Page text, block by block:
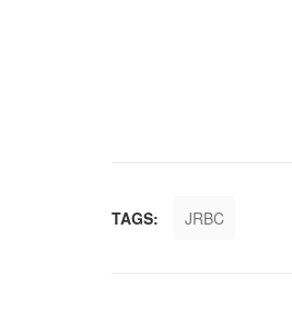
TAGS: JRBC